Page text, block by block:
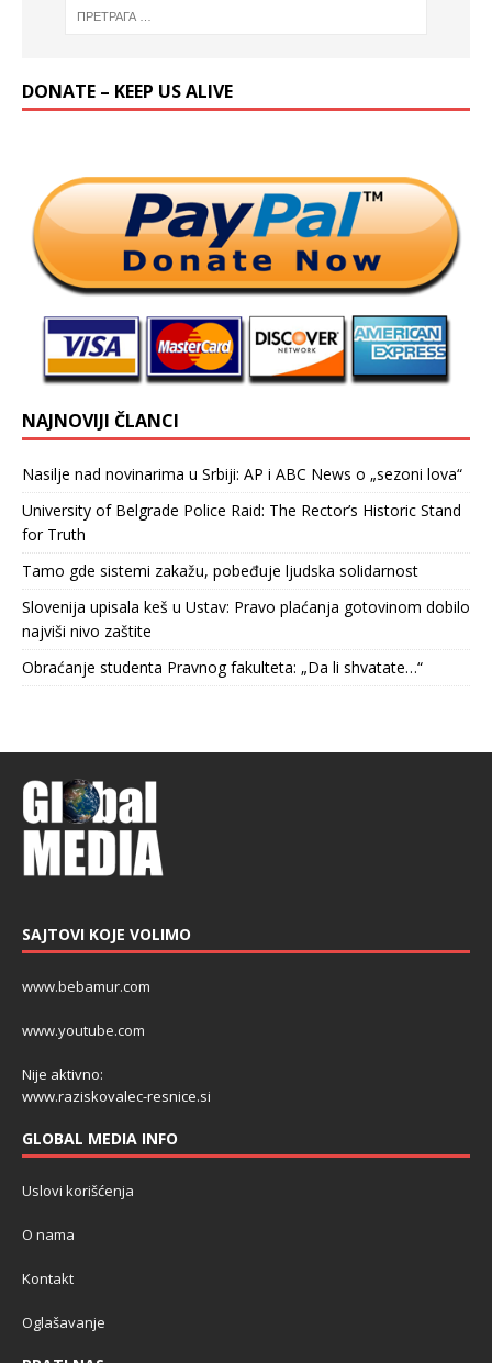
DONATE – KEEP US ALIVE
NAJNOVIJI ČLANCI
Nasilje nad novinarima u Srbiji: AP i ABC News o „sezoni lova“
University of Belgrade Police Raid: The Rector’s Historic Stand
for Truth
Tamo gde sistemi zakažu, pobeđuje ljudska solidarnost
Slovenija upisala keš u Ustav: Pravo plaćanja gotovinom dobilo
najviši nivo zaštite
Obraćanje studenta Pravnog fakulteta: „Da li shvatate…“
SAJTOVI KOJE VOLIMO
www.bebamur.com
www.youtube.com
Nije aktivno:
www.raziskovalec-resnice.si
GLOBAL MEDIA INFO
Uslovi korišćenja
O nama
Kontakt
Oglašavanje